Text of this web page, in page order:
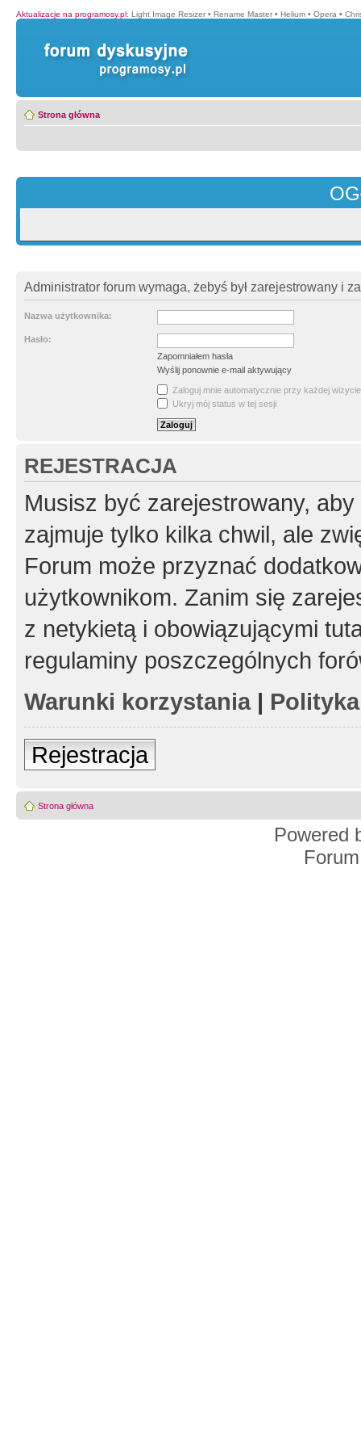
Aktualizacje na programosy.pl: Light Image Resizer • Rename Master • Helium • Opera •
Strona główna
Administrator forum wymaga, żebyś był zarejestrowany i
Nazwa użytkownika:
Hasło:
Zapomniałem hasła
Wyślij ponownie e-mail aktywujący
Zaloguj mnie automatycznie przy każdej wizycie
Ukryj mój status w tej sesji
REJESTRACJA
Musisz być zarejestrowany,
zajmuje tylko kilka chwil, ale
Forum może przyznać
użytkownikom. Zanim się
z netykietą i obowiązującymi
regulaminy poszczególnych
Warunki korzystania|
Rejestracja
Strona główna
Powered